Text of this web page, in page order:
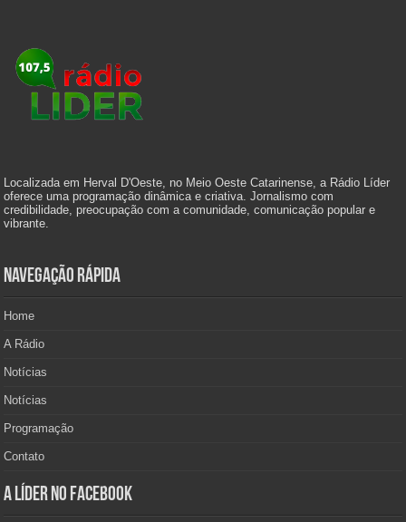
Localizada em Herval D'Oeste, no Meio Oeste Catarinense, a Rádio Líder
oferece uma programação dinâmica e criativa. Jornalismo com
credibilidade, preocupação com a comunidade, comunicação popular e
vibrante.
Navegação Rápida
Home
A Rádio
Notícias
Notícias
Programação
Contato
A Líder no Facebook